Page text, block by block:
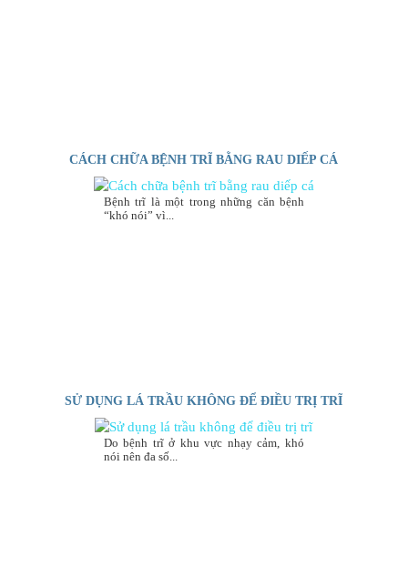
CÁCH CHỮA BỆNH TRĨ BẰNG RAU DIẾP CÁ
Bệnh trĩ là một trong những căn bệnh
“khó nói” vì...
SỬ DỤNG LÁ TRẦU KHÔNG ĐỂ ĐIỀU TRỊ TRĨ
Do bệnh trĩ ở khu vực nhạy cảm, khó
nói nên đa số...